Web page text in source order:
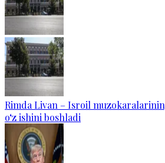
Rimda Livan – Isroil
o‘z ishini boshladi